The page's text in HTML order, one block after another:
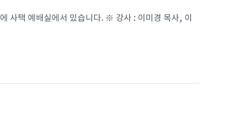
사택 예배실에서 있습니다. ※ 강사 : 이미경 목사, 이